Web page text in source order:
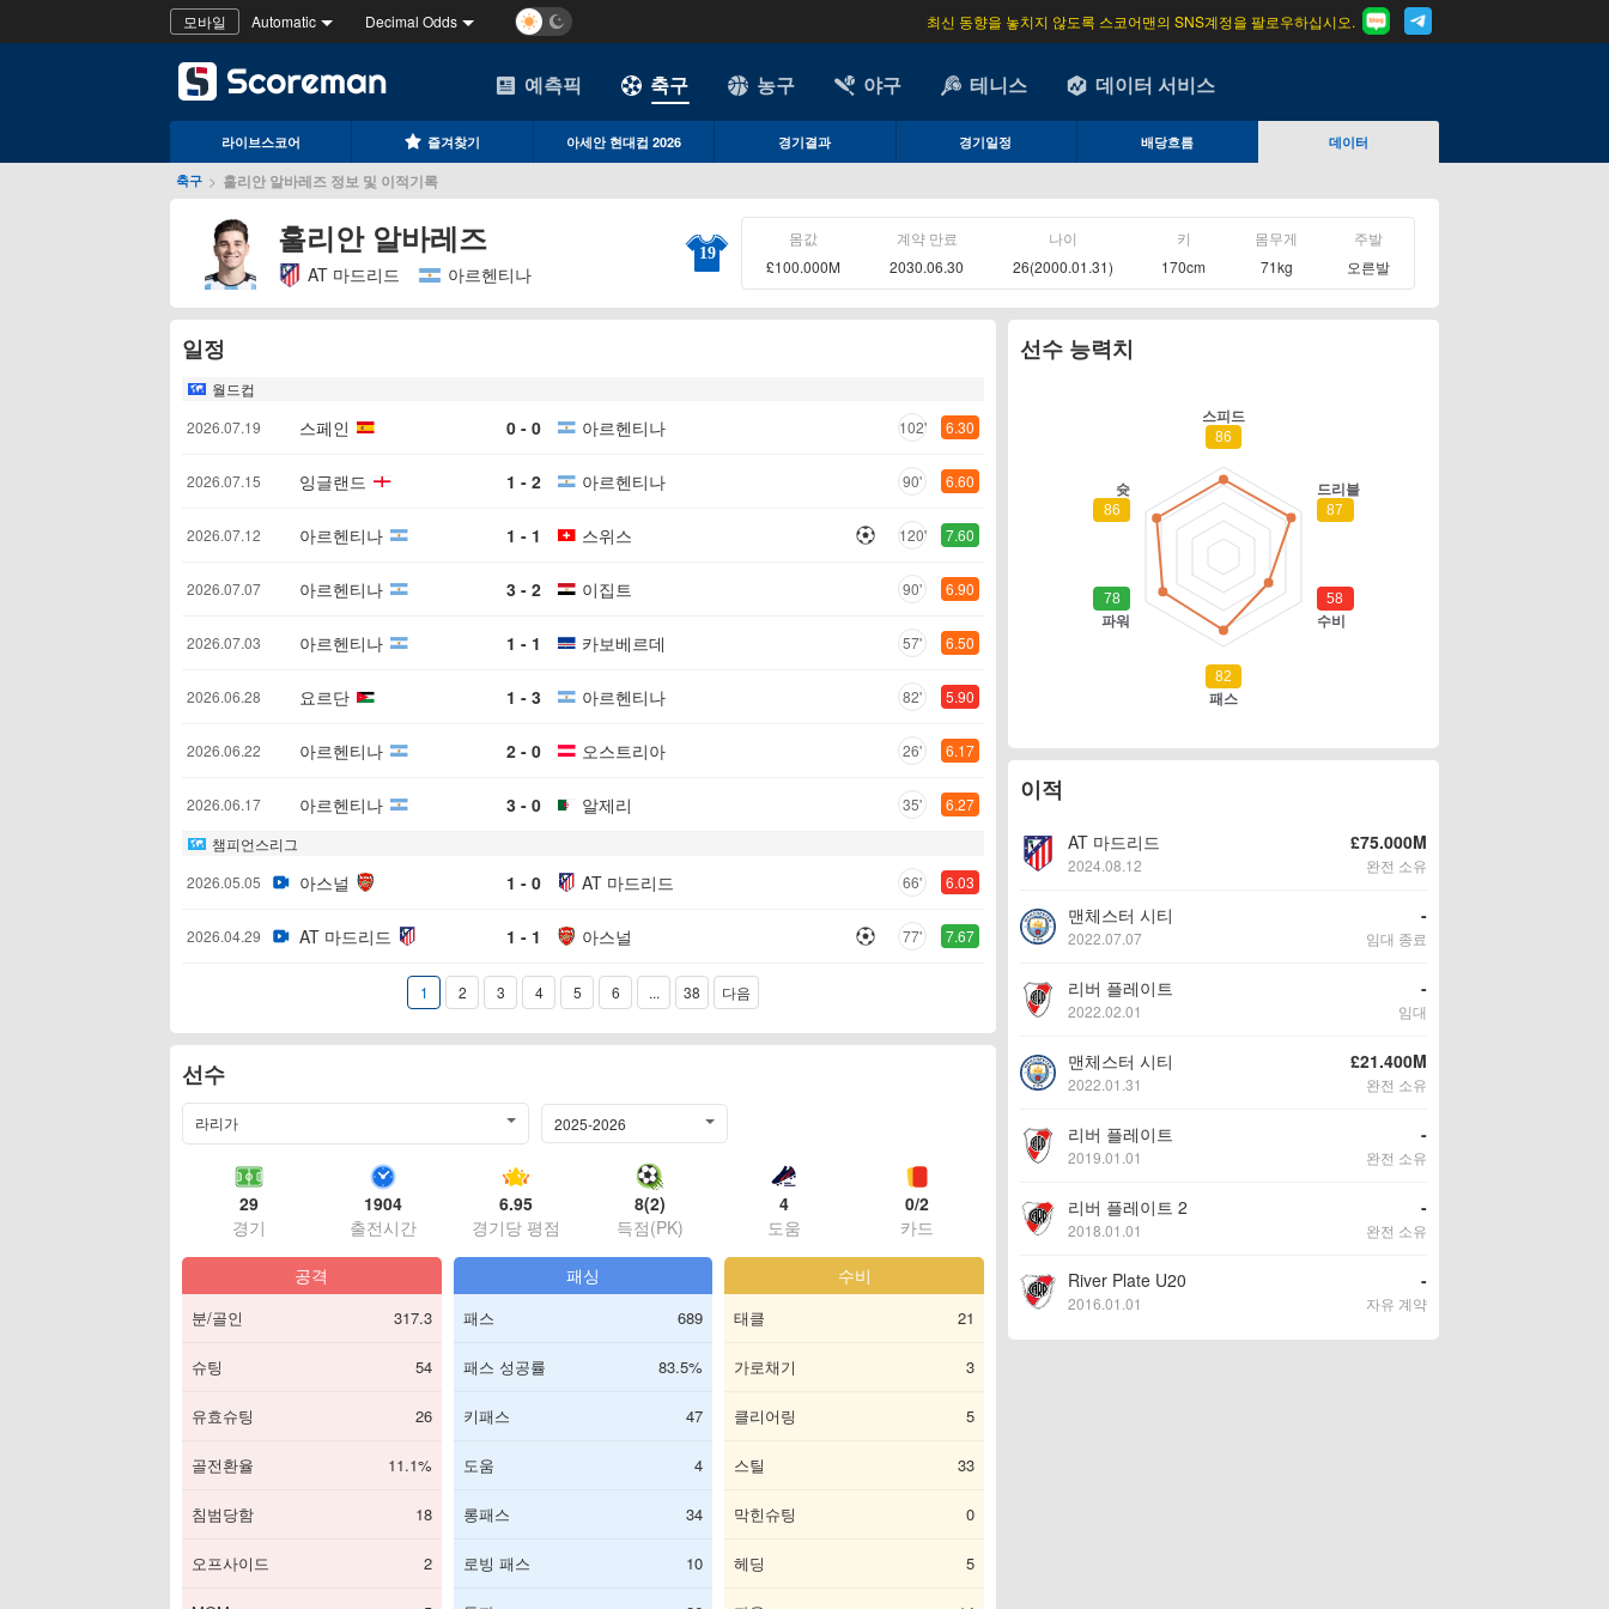
모바일 Automatic Decimal Odds 최신 동향을 놓치지 않도록 스코어맨의 SNS계정을 팔로우하십시오.
예측픽 축구 농구 야구 테니스 데이터 서비스
라이브스코어 즐겨찾기 아세안 현대컵 2026 경기결과 경기일정 배당흐름 데이터
축구 > 훌리안 알바레즈 정보 및 이적기록
훌리안 알바레즈
AT 마드리드 아르헨티나
19
몸값
£100.000M
계약 만료
2030.06.30
나이
26(2000.01.31)
키
170cm
몸무게
71kg
주발
오른발
일정
월드컵
2026.07.19
스페인 0 - 0 아르헨티나 102' 6.30
2026.07.15 잉글랜드 1 - 2 아르헨티나 90' 6.60
2026.07.12 아르헨티나 1 - 1 스위스 120' 7.60
2026.07.07 아르헨티나 3 - 2 이집트 90' 6.90
2026.07.03 아르헨티나 1 - 1 카보베르데 57' 6.50
2026.06.28 요르단 1 - 3 아르헨티나 82' 5.90
2026.06.22 아르헨티나 2 - 0 오스트리아 26' 6.17
2026.06.17 아르헨티나 3 - 0 알제리 35'
6.27
챔피언스리그
2026.05.05
아스널 1 - 0 AT 마드리드 66' 6.03
2026.04.29 AT 마드리드 1 - 1 아스널 77' 7.67
1 2 3 4 5 6 ... 38 다음
선수
라리가 2025-2026
29
경기
1904
출전시간
6.95
경기당 평점
8(2)
득점(PK)
4
도움
0/2
카드
공격
분/골인 317.3
슈팅 54
유효슈팅 26
골전환율 11.1%
침범당함 18
오프사이드 2
패싱
패스 689
패스 성공률 83.5%
키패스 47
도움 4
롱패스 34
로빙 패스 10
수비
태클 21
가로채기 3
클리어링 5
스틸 33
막힌슈팅 0
헤딩 5
선수 능력치
이적
AT 마드리드
2024.08.12
£75.000M
완전 소유
맨체스터 시티
2022.07.07
-
임대 종료
리버 플레이트
2022.02.01
-
임대
맨체스터 시티
2022.01.31
£21.400M
완전 소유
리버 플레이트
2019.01.01
-
완전 소유
리버 플레이트 2
2018.01.01
-
완전 소유
River Plate U20
2016.01.01
-
자유 계약